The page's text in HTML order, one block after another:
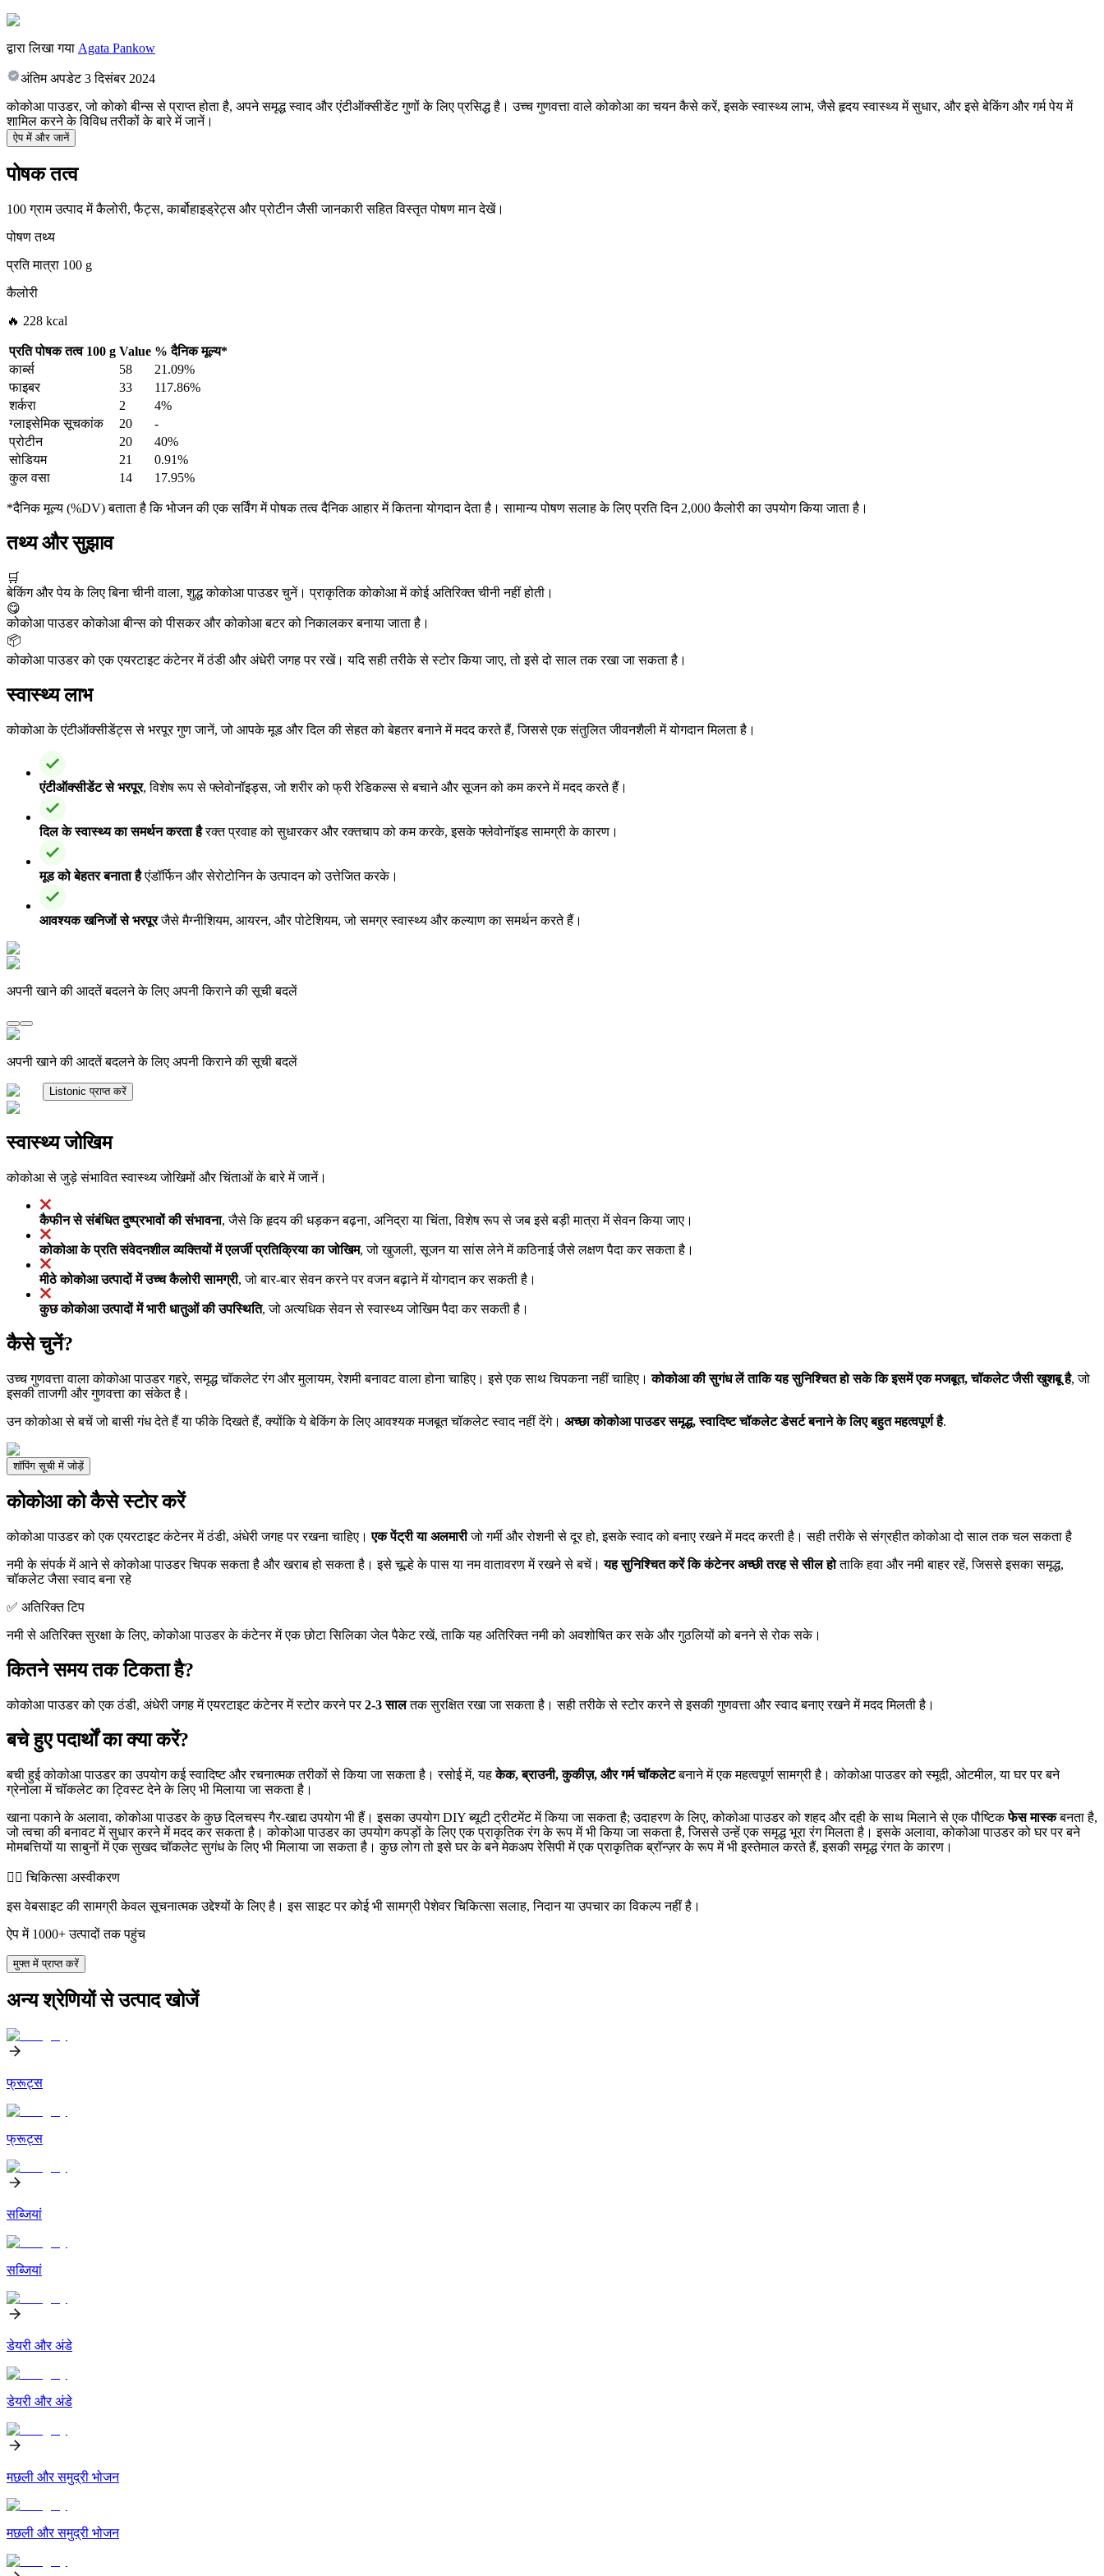
द्वारा लिखा गया Agata Pankow
अंतिम अपडेट 3 दिसंबर 2024
कोकोआ पाउडर, जो कोको बीन्स से प्राप्त होता है, अपने समृद्ध स्वाद और एंटीऑक्सीडेंट गुणों के लिए प्रसिद्ध है। उच्च गुणवत्ता वाले कोकोआ का चयन कैसे करें, इसके स्वास्थ्य लाभ, जैसे हृदय स्वास्थ्य में सुधार, और इसे बेकिंग और गर्म पेय में
शामिल करने के विविध तरीकों के बारे में जानें।
ऐप में और जानें
पोषक तत्व
100 ग्राम उत्पाद में कैलोरी, फैट्स, कार्बोहाइड्रेट्स और प्रोटीन जैसी जानकारी सहित विस्तृत पोषण मान देखें।
पोषण तथ्य
प्रति मात्रा 100 g
कैलोरी
🔥 228 kcal
प्रति पोषक तत्व 100 g Value %दैनिक मूल्य*
कार्ब्स
58
21.09%
फाइबर
33
117.86%
शर्करा
2
4%
ग्लाइसेमिक सूचकांक
20
-
प्रोटीन
20
40%
सोडियम
21
0.91%
कुल वसा
14 17.95%
*दैनिक मूल्य (%DV) बताता है कि भोजन की एक सर्विंग में पोषक तत्व दैनिक आहार में कितना योगदान देता है। सामान्य पोषण सलाह के लिए प्रति दिन 2,000 कैलोरी का उपयोग किया जाता है।
तथ्य और सुझाव
🛒
बेकिंग और पेय के लिए बिना चीनी वाला, शुद्ध कोकोआ पाउडर चुनें। प्राकृतिक कोकोआ में कोई अतिरिक्त चीनी नहीं होती।
😋
कोकोआ पाउडर कोकोआ बीन्स को पीसकर और कोकोआ बटर को निकालकर बनाया जाता है।
📦
कोकोआ पाउडर को एक एयरटाइट कंटेनर में ठंडी और अंधेरी जगह पर रखें। यदि सही तरीके से स्टोर किया जाए, तो इसे दो साल तक रखा जा सकता है।
स्वास्थ्य लाभ
कोकोआ के एंटीऑक्सीडेंट्स से भरपूर गुण जानें, जो आपके मूड और दिल की सेहत को बेहतर बनाने में मदद करते हैं, जिससे एक संतुलित जीवनशैली में योगदान मिलता है।
एंटीऑक्सीडेंट से भरपूर, विशेष रूप से फ्लेवोनॉइड्स, जो शरीर को फ्री रेडिकल्स से बचाने और सूजन को कम करने में मदद करते हैं।
दिल के स्वास्थ्य का समर्थन करता हैरक्त प्रवाह को सुधारकर और रक्तचाप को कम करके, इसके फ्लेवोनॉइड सामग्री के कारण।
मूड को बेहतर बनाता हैएंडॉर्फिन और सेरोटोनिन के उत्पादन को उत्तेजित करके।
आवश्यक खनिजों से भरपूरजैसे मैग्नीशियम, आयरन, और पोटेशियम, जो समग्र स्वास्थ्य और कल्याण का समर्थन करते हैं।
अपनी खाने की आदतें बदलने के लिए अपनी किराने की सूची बदलें
अपनी खाने की आदतें बदलने के लिए अपनी किराने की सूची बदलें
Listonic प्राप्त करें
स्वास्थ्य जोखिम
कोकोआ से जुड़े संभावित स्वास्थ्य जोखिमों और चिंताओं के बारे में जानें।
कैफीन से संबंधित दुष्प्रभावों की संभावना, जैसे कि हृदय की धड़कन बढ़ना, अनिद्रा या चिंता, विशेष रूप से जब इसे बड़ी मात्रा में सेवन किया जाए।
कोकोआ के प्रति संवेदनशील व्यक्तियों में एलर्जी प्रतिक्रिया का जोखिम, जो खुजली, सूजन या सांस लेने में कठिनाई जैसे लक्षण पैदा कर सकता है।
मीठे कोकोआ उत्पादों में उच्च कैलोरी सामग्री, जो बार-बार सेवन करने पर वजन बढ़ाने में योगदान कर सकती है।
कुछ कोकोआ उत्पादों में भारी धातुओं की उपस्थिति, जो अत्यधिक सेवन से स्वास्थ्य जोखिम पैदा कर सकती है।
कैसे चुनें?
उच्च गुणवत्ता वाला कोकोआ पाउडर गहरे, समृद्ध चॉकलेट रंग और मुलायम, रेशमी बनावट वाला होना चाहिए। इसे एक साथ चिपकना नहीं चाहिए।कोकोआ की सुगंध लें ताकि यह सुनिश्चित हो सके कि इसमें एक मजबूत, चॉकलेट जैसी खुशबू है, जो
इसकी ताजगी और गुणवत्ता का संकेत है।
उन कोकोआ से बचें जो बासी गंध देते हैं या फीके दिखते हैं, क्योंकि ये बेकिंग के लिए आवश्यक मजबूत चॉकलेट स्वाद नहीं देंगे। अच्छा कोकोआ पाउडर समृद्ध, स्वादिष्ट चॉकलेट डेसर्ट बनाने के लिए बहुत महत्वपूर्ण है.
शॉपिंग सूची में जोड़ें
कोकोआ को कैसे स्टोर करें
कोकोआ पाउडर को एक एयरटाइट कंटेनर में ठंडी, अंधेरी जगह पर रखना चाहिए।एक पेंट्री या अलमारीजो गर्मी और रोशनी से दूर हो, इसके स्वाद को बनाए रखने में मदद करती है। सही तरीके से संग्रहीत कोकोआ दो साल तक चल सकता है
नमी के संपर्क में आने से कोकोआ पाउडर चिपक सकता है और खराब हो सकता है। इसे चूल्हे के पास या नम वातावरण में रखने से बचें।यह सुनिश्चित करें कि कंटेनर अच्छी तरह से सील होताकि हवा और नमी बाहर रहें, जिससे इसका समृद्ध,
चॉकलेट जैसा स्वाद बना रहे
✅ अतिरिक्त टिप
नमी से अतिरिक्त सुरक्षा के लिए, कोकोआ पाउडर के कंटेनर में एक छोटा सिलिका जेल पैकेट रखें, ताकि यह अतिरिक्त नमी को अवशोषित कर सके और गुठलियों को बनने से रोक सके।
कितने समय तक टिकता है?
कोकोआ पाउडर को एक ठंडी, अंधेरी जगह में एयरटाइट कंटेनर में स्टोर करने पर2-3 सालतक सुरक्षित रखा जा सकता है। सही तरीके से स्टोर करने से इसकी गुणवत्ता और स्वाद बनाए रखने में मदद मिलती है।
बचे हुए पदार्थों का क्या करें?
बची हुई कोकोआ पाउडर का उपयोग कई स्वादिष्ट और रचनात्मक तरीकों से किया जा सकता है। रसोई में, यहकेक, ब्राउनी, कुकीज़, और गर्म चॉकलेटबनाने में एक महत्वपूर्ण सामग्री है। कोकोआ पाउडर को स्मूदी, ओटमील, या घर पर बने
ग्रेनोला में चॉकलेट का ट्विस्ट देने के लिए भी मिलाया जा सकता है।
खाना पकाने के अलावा, कोकोआ पाउडर के कुछ दिलचस्प गैर-खाद्य उपयोग भी हैं। इसका उपयोग DIY ब्यूटी ट्रीटमेंट में किया जा सकता है; उदाहरण के लिए, कोकोआ पाउडर को शहद और दही के साथ मिलाने से एक पौष्टिकफेस मास्कबनता है,
जो त्वचा की बनावट में सुधार करने में मदद कर सकता है। कोकोआ पाउडर का उपयोग कपड़ों के लिए एक प्राकृतिक रंग के रूप में भी किया जा सकता है, जिससे उन्हें एक समृद्ध भूरा रंग मिलता है। इसके अलावा, कोकोआ पाउडर को घर पर बने
मोमबत्तियों या साबुनों में एक सुखद चॉकलेट सुगंध के लिए भी मिलाया जा सकता है। कुछ लोग तो इसे घर के बने मेकअप रेसिपी में एक प्राकृतिक ब्रॉन्ज़र के रूप में भी इस्तेमाल करते हैं, इसकी समृद्ध रंगत के कारण।
👨‍⚕️️ चिकित्सा अस्वीकरण
इस वेबसाइट की सामग्री केवल सूचनात्मक उद्देश्यों के लिए है। इस साइट पर कोई भी सामग्री पेशेवर चिकित्सा सलाह, निदान या उपचार का विकल्प नहीं है।
ऐप में 1000+ उत्पादों तक पहुंच
मुफ्त में प्राप्त करें
अन्य श्रेणियों से उत्पाद खोजें
फ्रूट्स
फ्रूट्स
सब्जियां
सब्जियां
डेयरी और अंडे
डेयरी और अंडे
मछली और समुद्री भोजन
मछली और समुद्री भोजन